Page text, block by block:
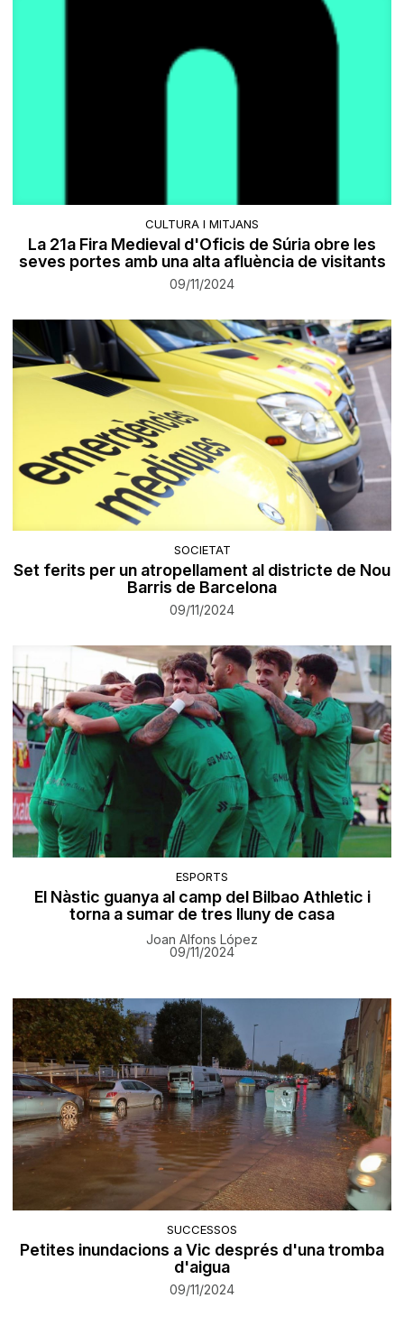
CULTURA I MITJANS
La 21a Fira Medieval d'Oficis de Súria obre les
seves portes amb una alta afluència de visitants
09/11/2024
SOCIETAT
Set ferits per un atropellament al districte de Nou
Barris de Barcelona
09/11/2024
ESPORTS
El Nàstic guanya al camp del Bilbao Athletic i
torna a sumar de tres lluny de casa
Joan Alfons López
09/11/2024
SUCCESSOS
Petites inundacions a Vic després d'una tromba
d'aigua
09/11/2024